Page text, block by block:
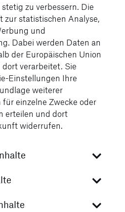
unserer neuesten
Sie spannende
Unternehmen und lernen
Mitarbeiter kennen. Bleiben
aufregenden Events und
Sie uns regelmäßig
zu verbessern. Die
zur statistischen Analyse,
und
Dabei werden Daten an
der Europäischen Union
verarbeitet. Sie
Einstellungen Ihre
weiterer
einzelne Zwecke oder
erteilen und dort
widerrufen.